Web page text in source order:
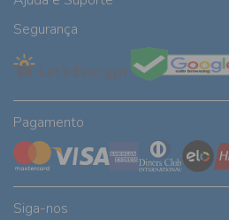
Segurança
Pagamento
Siga-nos